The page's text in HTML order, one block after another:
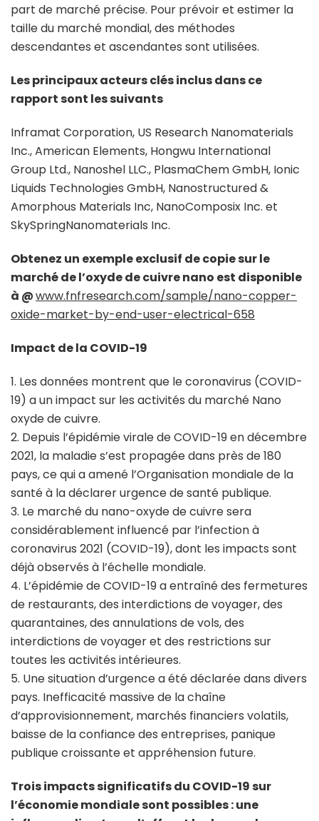
part de marché précise. Pour prévoir et estimer la
taille du marché mondial, des méthodes
descendantes et ascendantes sont utilisées.
Les principaux acteurs clés inclus dans ce
rapport sont les suivants
Inframat Corporation, US Research Nanomaterials
Inc., American Elements, Hongwu International
Group Ltd., Nanoshel LLC., PlasmaChem GmbH, Ionic
Liquids Technologies GmbH, Nanostructured &
Amorphous Materials Inc, NanoComposix Inc. et
SkySpringNanomaterials Inc.
Obtenez un exemple exclusif de copie sur le
marché de l’oxyde de cuivre nano est disponible
à @www.fnfresearch.com/sample/nano-copper-
oxide-market-by-end-user-electrical-658
Impact de la COVID-19
1. Les données montrent que le coronavirus (COVID-
19) a un impact sur les activités du marché Nano
oxyde de cuivre.
2. Depuis l’épidémie virale de COVID-19 en décembre
2021, la maladie s’est propagée dans près de 180
pays, ce qui a amené l’Organisation mondiale de la
santé à la déclarer urgence de santé publique.
3. Le marché du nano-oxyde de cuivre sera
considérablement influencé par l’infection à
coronavirus 2021 (COVID-19), dont les impacts sont
déjà observés à l’échelle mondiale.
4. L’épidémie de COVID-19 a entraîné des fermetures
de restaurants, des interdictions de voyager, des
quarantaines, des annulations de vols, des
interdictions de voyager et des restrictions sur
toutes les activités intérieures.
5. Une situation d’urgence a été déclarée dans divers
pays. Inefficacité massive de la chaîne
d’approvisionnement, marchés financiers volatils,
baisse de la confiance des entreprises, panique
publique croissante et appréhension future.
Trois impacts significatifs du COVID-19 sur
l’économie mondiale sont possibles : une